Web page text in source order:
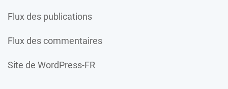
Flux des publications
Flux des commentaires
Site de WordPress-FR